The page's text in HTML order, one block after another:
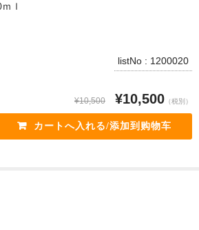
ｌ
listNo : 1200020
¥10,500 ¥10,500 （税別）